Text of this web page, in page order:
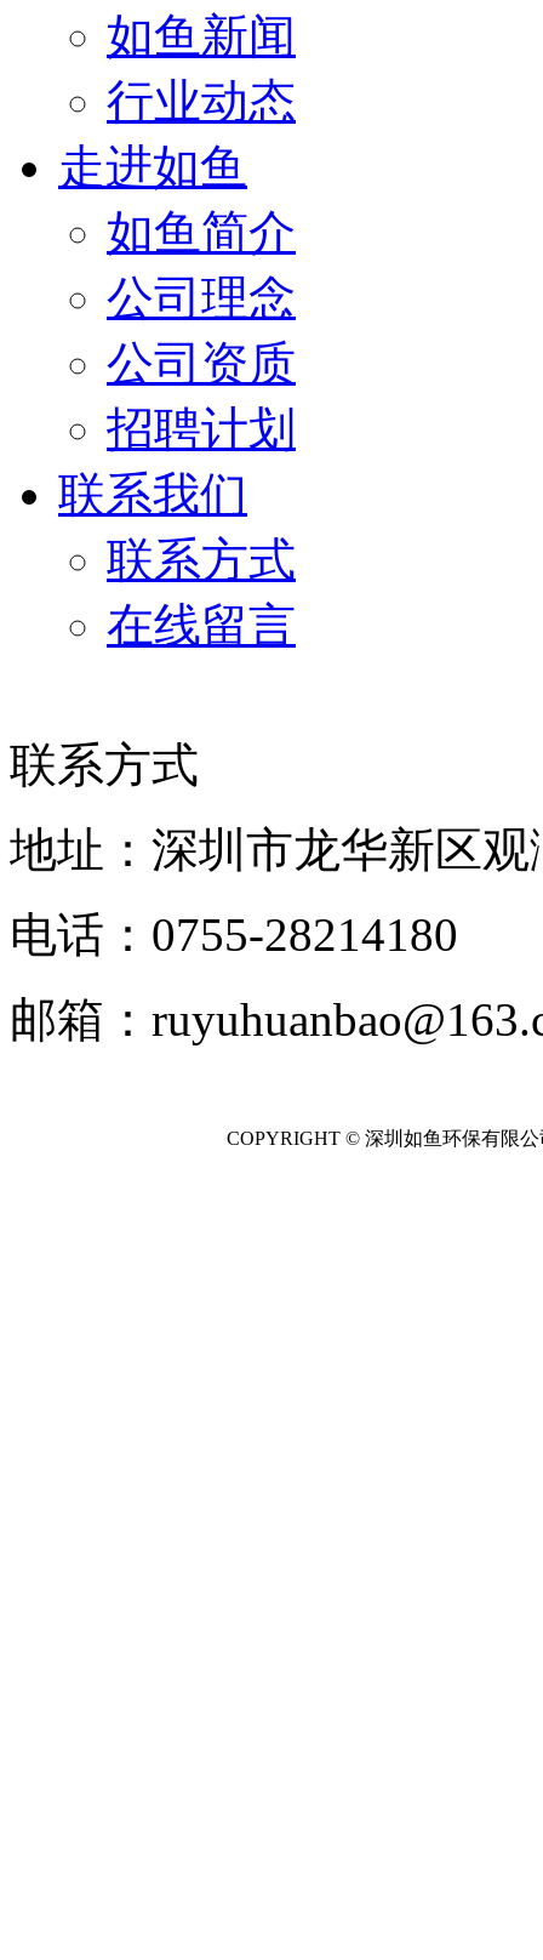
如鱼新闻
行业动态
走进如鱼
如鱼简介
公司理念
公司资质
招聘计划
联系我们
联系方式
在线留言
联系方式
地址：深圳市龙华新区
电话：0755-28214180
邮箱：
COPYRIGHT © 深圳如鱼环保有限公